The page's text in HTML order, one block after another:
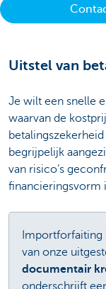
Uitstel van
Je wilt een snelle
waarvan de
begrijpelijk
van risico’s
financieringsvorm
Importforfaiting
van onze
documentair
onderschrijft